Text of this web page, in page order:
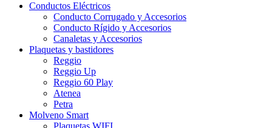
Conductos Eléctricos
Conducto Corrugado y Accesorios
Conducto Rígido y Accesorios
Canaletas y Accesorios
Plaquetas y bastidores
Reggio
Reggio Up
Reggio 60 Play
Atenea
Petra
Molveno Smart